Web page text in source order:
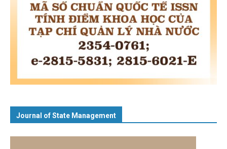
Journal of State Management